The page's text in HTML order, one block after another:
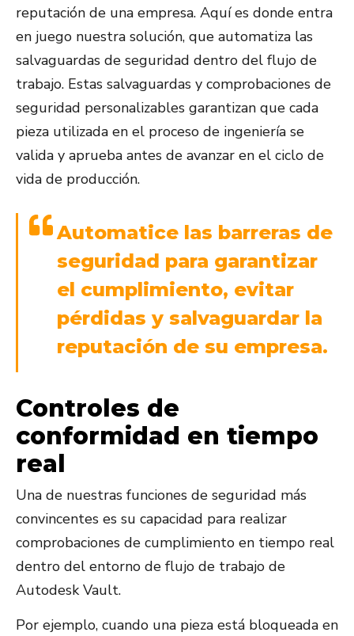
reputación de una empresa. Aquí es donde entra
en juego nuestra solución, que automatiza las
salvaguardas de seguridad dentro del flujo de
trabajo. Estas salvaguardas y comprobaciones de
seguridad personalizables garantizan que cada
pieza utilizada en el proceso de ingeniería se
valida y aprueba antes de avanzar en el ciclo de
vida de producción.
Automatice las barreras de
seguridad para garantizar
el cumplimiento, evitar
pérdidas y salvaguardar la
reputación de su empresa.
Controles de
conformidad en tiempo
real
Una de nuestras funciones de seguridad más
convincentes es su capacidad para realizar
comprobaciones de cumplimiento en tiempo real
dentro del entorno de flujo de trabajo de
Autodesk Vault.
Por ejemplo, cuando una pieza está bloqueada en